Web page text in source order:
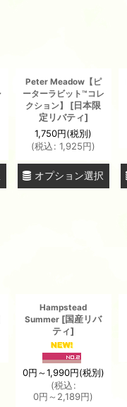
Peter Meadow【ピ
ーターラビット™コレ
クション】
[日本限
定リバティ]
1,750円(税別)
(税込: 1,925円)
オプション選択
Hampstead
Summer [国産リバ
ティ]
0円～1,990円(税別)
(税込:
0円 ～2,189円)